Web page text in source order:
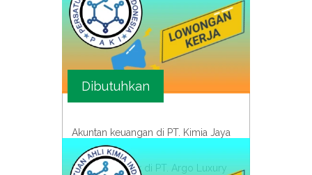
Dibutuhkan
Akuntan keuangan di PT. Kimia Jaya
Konsultan Pajak di PT. Argo Luxury